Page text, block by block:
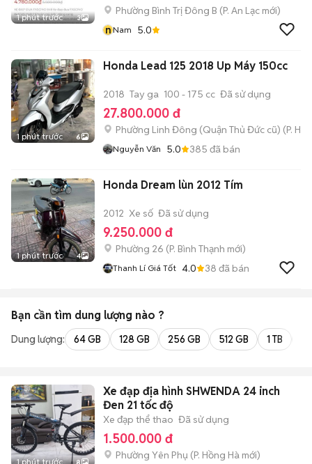
1 phút trước 3
Phường Bình Trị Đông B (P. An Lạc mới)
nNam 5.0
1 phút trước 6
Honda Lead 125 2018 Up Máy 150cc
2018 Tay ga 100 - 175 cc Đã sử dụng
27.800.000 đ
Phường Linh Đông (Quận Thủ Đức cũ) (P.
Nguyễn Văn 5.0 385 đã bán
1 phút trước 4
Honda Dream lùn 2012 Tím
2012 Xe số Đã sử dụng
9.250.000 đ
Phường 26 (P. Bình Thạnh mới)
Thanh Lí Giá Tốt 4.0 38 đã bán
Bạn cần tìm dung lượng nào ?
Dung lượng: 64 GB 128 GB 256 GB 512 GB 1 TB
1 phút trước 8
Xe đạp địa hình SHWENDA 24 inch
Đen 21 tốc độ
Xe đạp thể thao Đã sử dụng
1.500.000 đ
Phường Yên Phụ (P. Hồng Hà mới)